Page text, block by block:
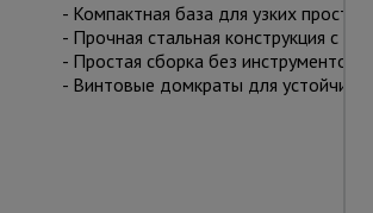
- Компактная база для узких
- Прочная стальная конструкция с
- Простая сборка без инструментов.
- Винтовые домкраты для